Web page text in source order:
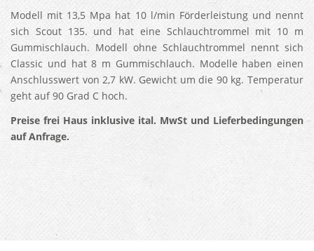
Modell mit 13,5 Mpa hat 10 l/min Förderleistung und nennt
sich Scout 135. und hat eine Schlauchtrommel mit 10 m
Gummischlauch. Modell ohne Schlauchtrommel nennt sich
Classic und hat 8 m Gummischlauch. Modelle haben einen
Anschlusswert von 2,7 kW. Gewicht um die 90 kg. Temperatur
geht auf 90 Grad C hoch.
Preise frei Haus inklusive ital. MwSt und Lieferbedingungen
auf Anfrage.